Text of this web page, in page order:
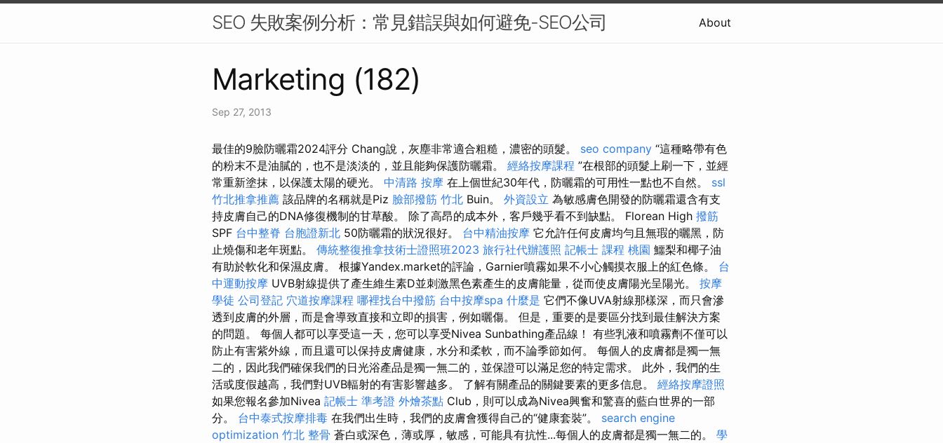
SEO 失敗案例分析：常見錯誤與如何避免-SEO公司 About
Marketing (182)
Sep 27, 2013
最佳的9臉防曬霜2024評分 Chang說，灰塵非常適合粗糙，濃密的頭髮。 seo company “這種略帶有色
的粉末不是油膩的，也不是淡淡的，並且能夠保護防曬霜。 經絡按摩課程 ”在根部的頭髮上刷一下，並經
常重新塗抹，以保護太陽的硬光。 中清路 按摩 在上個世紀30年代，防曬霜的可用性一點也不自然。 ssl
竹北推拿推薦 該品牌的名稱就是Piz 臉部撥筋 竹北 Buin。 外資設立 為敏感膚色開發的防曬霜還含有支
持皮膚自己的DNA修復機制的甘草酸。 除了高昂的成本外，客戶幾乎看不到缺點。 Florean High 撥筋
SPF 台中整脊 台胞證新北 50防曬霜的狀況很好。 台中精油按摩 它允許任何皮膚均勻且無瑕的曬黑，防
止燒傷和老年斑點。 傳統整復推拿技術士證照班2023 旅行社代辦護照 記帳士 課程 桃園 鱷梨和椰子油
有助於軟化和保濕皮膚。 根據Yandex.market的評論，Garnier噴霧如果不小心觸摸衣服上的紅色條。 台
中運動按摩 UVB射線提供了產生維生素D並刺激黑色素產生的皮膚能量，從而使皮膚陽光呈陽光。 按摩
學徒 公司登記 穴道按摩課程 哪裡找台中撥筋 台中按摩spa 什麼是 它們不像UVA射線那樣深，而只會滲
透到皮膚的外層，而是會導致直接和立即的損害，例如曬傷。 但是，重要的是要區分找到最佳解決方案
的問題。 每個人都可以享受這一天，您可以享受Nivea Sunbathing產品線！ 有些乳液和噴霧劑不僅可以
防止有害紫外線，而且還可以保持皮膚健康，水分和柔軟，而不論季節如何。 每個人的皮膚都是獨一無
二的，因此我們確保我們的日光浴產品是獨一無二的，並保證可以滿足您的特定需求。 此外，我們的生
活或度假越高，我們對UVB輻射的有害影響越多。 了解有關產品的關鍵要素的更多信息。 經絡按摩證照
如果您報名參加Nivea 記帳士 準考證 外燴茶點 Club，則可以成為Nivea興奮和驚喜的藍白世界的一部
分。 台中泰式按摩排毒 在我們出生時，我們的皮膚會獲得自己的“健康套裝”。 search engine
optimization 竹北 整骨 蒼白或深色，薄或厚，敏感，可能具有抗性...每個人的皮膚都是獨一無二的。 學